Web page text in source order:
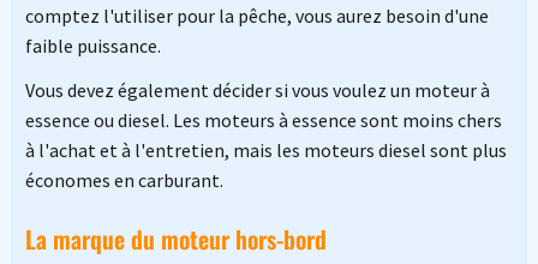
comptez l'utiliser pour la pêche, vous aurez besoin d'une
faible puissance.
Vous devez également décider si vous voulez un moteur à
essence ou diesel. Les moteurs à essence sont moins chers
à l'achat et à l'entretien, mais les moteurs diesel sont plus
économes en carburant.
La marque du moteur hors-bord